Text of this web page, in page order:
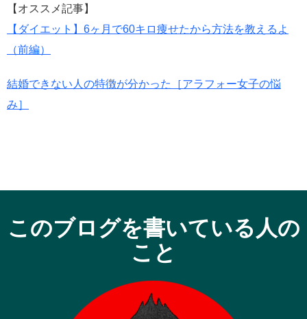
【オススメ記事】
【ダイエット】6ヶ月で60キロ痩せたから方法を教えるよ
（前編）
結婚できない人の特徴が分かった［アラフォー女子の悩
み］
このブログを書いている人の
こと